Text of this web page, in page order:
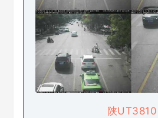
陕UT3810